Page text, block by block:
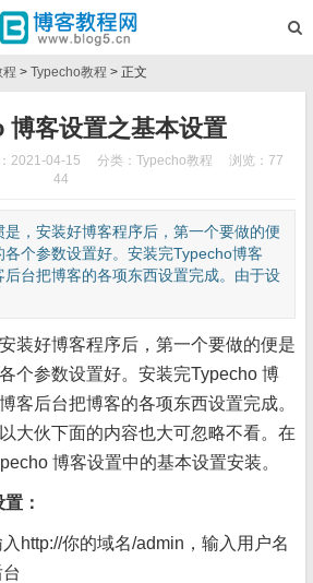
程 > Typecho教程 > 正文
博客设置之基本设置
2021-04-15 分类： Typecho教程
浏览：77
44
，安装好博客程序后，第一个要做的便
个参数设置好。安装完Typecho博客
后台把博客的各项东西设置完成。由于设
装好博客程序后，第一个要做的便是
个参数设置好。安装完Typecho 博
客后台把博客的各项东西设置完成。
大伙下面的内容也大可忽略不看。在
博客设置中的基本设置安装。
：
http://你的域名/admin，输入用户名